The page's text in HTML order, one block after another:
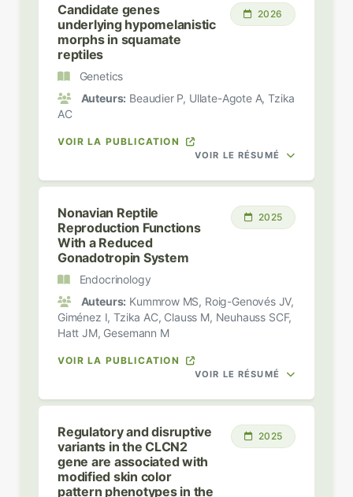
Candidate genes
underlying hypomelanistic
morphs in squamate
reptiles
2026
Genetics
Auteurs: Beaudier P, Ullate-Agote A, Tzika
AC
VOIR LA PUBLICATION
VOIR LE RÉSUMÉ
Nonavian Reptile
Reproduction Functions
With a Reduced
Gonadotropin System
2025
Endocrinology
Auteurs: Kummrow MS, Roig-Genovés JV,
Giménez I, Tzika AC, Clauss M, Neuhauss SCF,
Hatt JM, Gesemann M
VOIR LA PUBLICATION
VOIR LE RÉSUMÉ
Regulatory and disruptive
variants in the CLCN2
gene are associated with
modified skin color
pattern phenotypes in the
2025